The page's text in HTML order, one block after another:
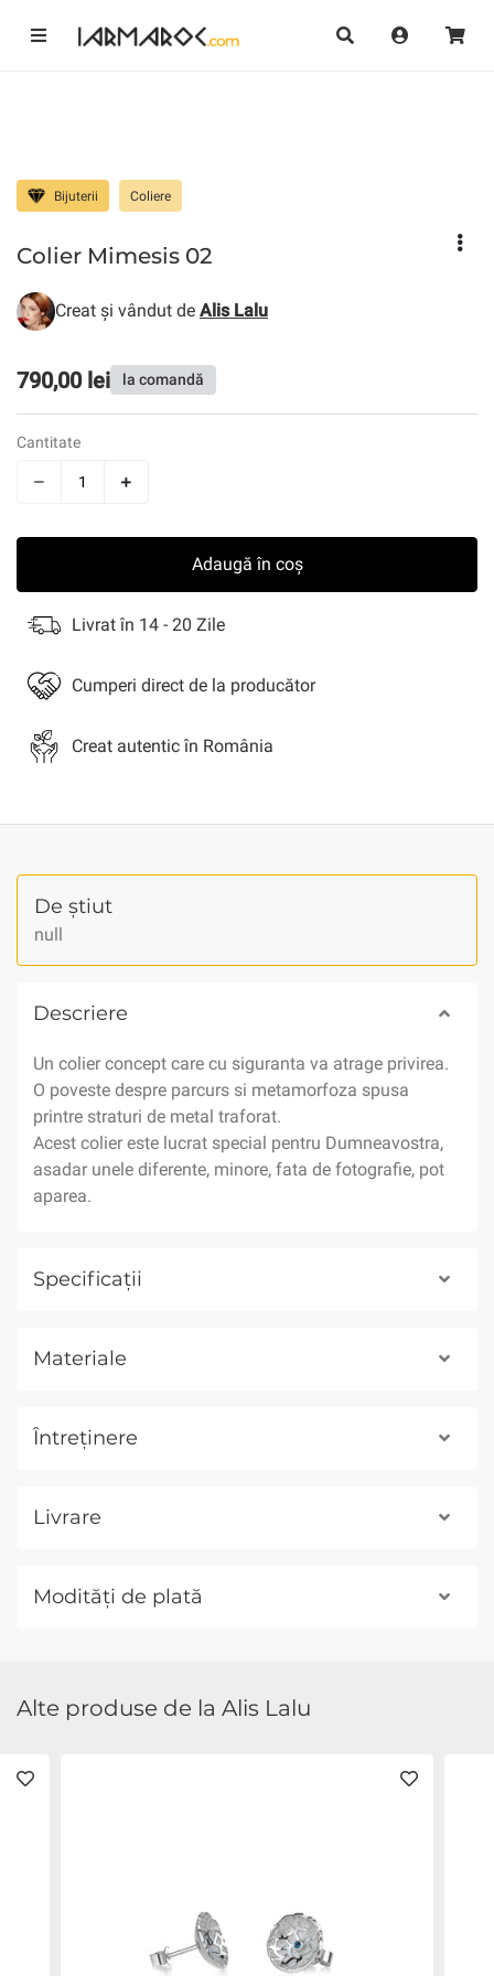
Bijuterii Coliere
Colier Mimesis 02
Creat și vândut de Alis Lalu
790,00 lei la comandă
Cantitate
Adaugă în coș
Livrat în 14 - 20 Zile
Cumperi direct de la producător
Creat autentic în România
De știut
null
Descriere
Un colier concept care cu siguranta va atrage privirea.
O poveste despre parcurs si metamorfoza spusa
printre straturi de metal traforat.
Acest colier este lucrat special pentru Dumneavostra,
asadar unele diferente, minore, fata de fotografie, pot
aparea.
Specificații
Materiale
Întreținere
Livrare
Modități de plată
Alte produse de la Alis Lalu